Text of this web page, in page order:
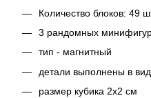
Количество блоков: 49
3 рандомных
тип - магнитный
детали выполнены в
размер кубика 2х2 см